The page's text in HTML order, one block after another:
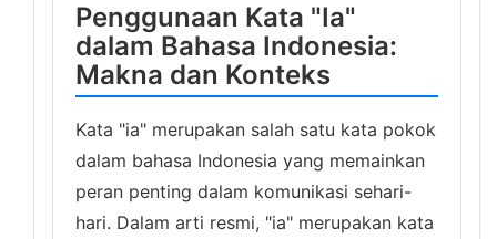
Penggunaan Kata "Ia"
dalam Bahasa Indonesia:
Makna dan Konteks
Kata "ia" merupakan salah satu kata pokok
dalam bahasa Indonesia yang memainkan
peran penting dalam komunikasi sehari-
hari. Dalam arti resmi, "ia" merupakan kata